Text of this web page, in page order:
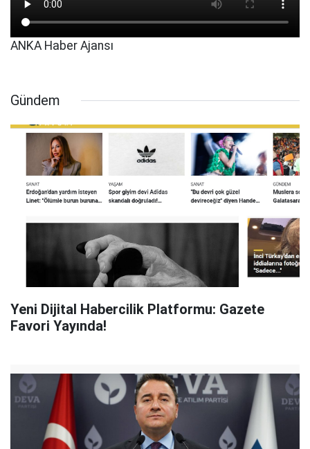
ANKA Haber Ajansı
Gündem
Yeni Dijital Habercilik Platformu: Gazete
Favori Yayında!